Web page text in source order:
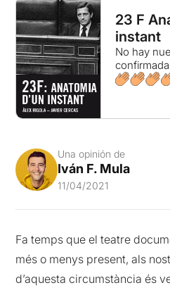
23 F
instant
No hay
Una opinión de
Iván F. Mula
11/04/2021
Fa temps que el teatre
més o menys present, als
d’aquesta circumstància és